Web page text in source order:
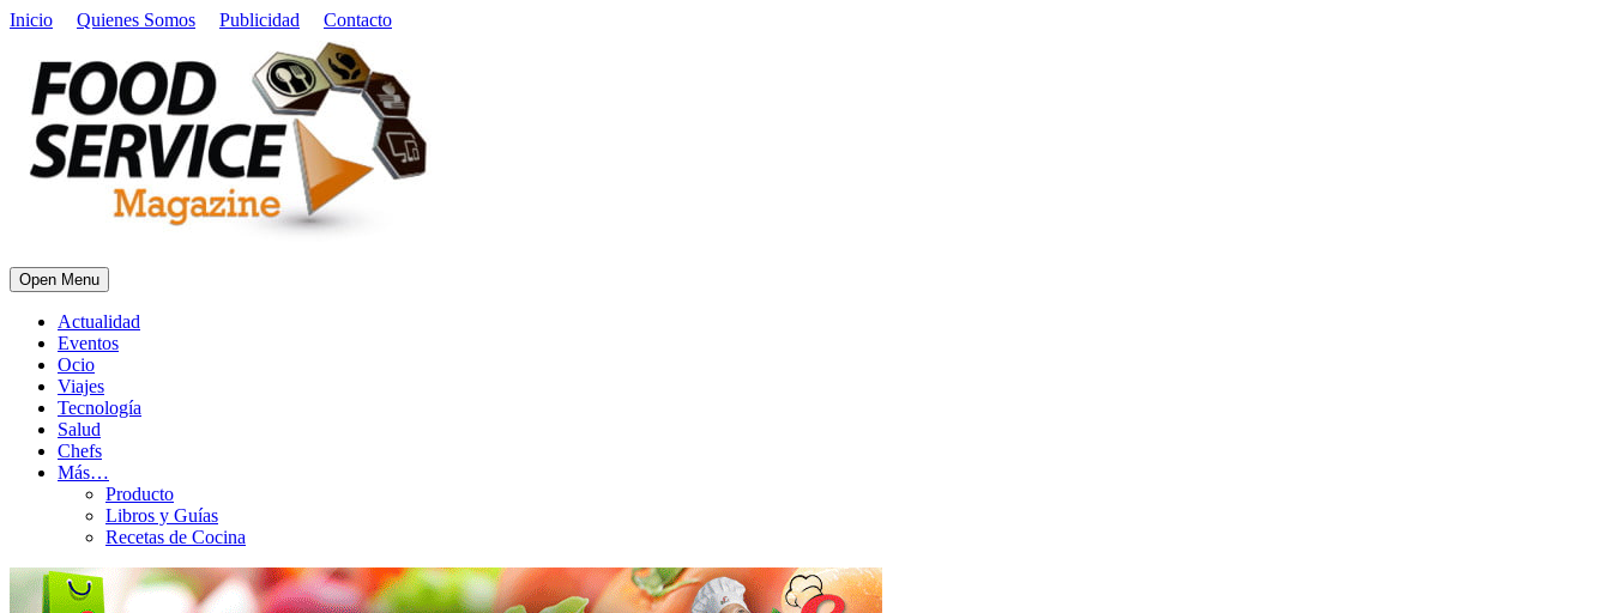
Inicio Quienes Somos Publicidad Contacto
Open Menu
Actualidad
Eventos
Ocio
Viajes
Tecnología
Salud
Chefs
Más…
Producto
Libros y Guías
Recetas de Cocina